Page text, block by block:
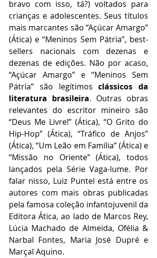
bravo com isso, tá?) voltados para
crianças e adolescentes. Seus títulos
mais marcantes são “Açúcar Amargo”
(Ática) e “Meninos Sem Pátria”, best-
sellers nacionais com dezenas e
dezenas de edições. Não por acaso,
“Açúcar Amargo” e “Meninos Sem
Pátria” são legítimos clássicos da
literatura brasileira. Outras obras
relevantes do escritor mineiro são
“Deus Me Livre!” (Ática), “O Grito do
Hip-Hop” (Ática), “Tráfico de Anjos”
(Ática), “Um Leão em Família” (Ática) e
“Missão no Oriente” (Ática), todos
lançados pela Série Vaga-lume. Por
falar nisso, Luiz Puntel está entre os
autores com mais obras publicadas
pela famosa coleção infantojuvenil da
Editora Ática, ao lado de Marcos Rey,
Lúcia Machado de Almeida, Ofélia &
Narbal Fontes, Maria José Dupré e
Marçal Aquino.